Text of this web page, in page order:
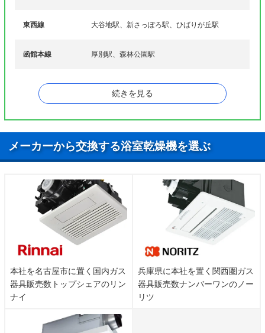
東西線 大谷地駅、新さっぽろ駅、ひばりが丘駅
函館本線 厚別駅、森林公園駅
続きを見る
メーカーから交換する浴室乾燥機を選ぶ
本社を名古屋市に置く国内ガス
器具販売数トップシェアのリン
ナイ
兵庫県に本社を置く関西圏ガス
器具販売数ナンバーワンのノー
リツ